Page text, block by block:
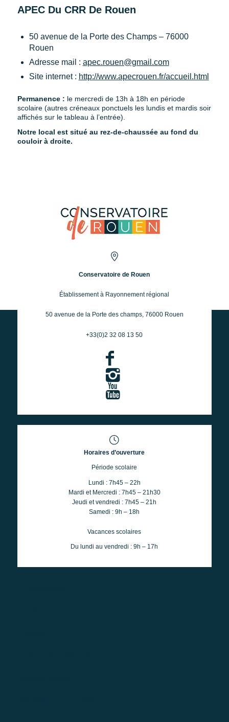
APEC Du CRR De Rouen
50 avenue de la Porte des Champs – 76000
Rouen
Adresse mail : apec.rouen@gmail.com
Site internet : http://www.apecrouen.fr/accueil.html
Permanence : le mercredi de 13h à 18h en période
scolaire (autres créneaux ponctuels les lundis et mardis soir
affichés sur le tableau à l’entrée).
Notre local est situé au rez-de-chaussée au fond du
couloir à droite.
Conservatoire de Rouen
Établissement à Rayonnement régional
50 avenue de la Porte des champs, 76000 Rouen
+33(0)2 32 08 13 50
Horaires d’ouverture
Période scolaire
Lundi : 7h45 – 22h
Mardi et Mercredi : 7h45 – 21h30
Jeudi et vendredi : 7h45 – 21h
Samedi : 9h – 18h
Vacances scolaires
Du lundi au vendredi : 9h – 17h